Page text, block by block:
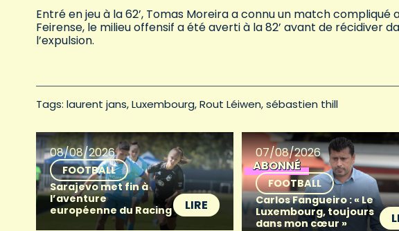
Entré en jeu à la 62’, Tomas Moreira a connu un match
Feirense, le milieu offensif a été averti à la 82’ avant de récidiver
l’expulsion.
Tags: laurent jans Luxembourg Rout Léiwen sébastien thill
08/08/2026
FOOTBALL
Sarajevo met fin à
l’aventure
européenne du Racing
LIRE
07/08/2026
ABONNÉ
FOOTBALL
Carlos Fangueiro : « Le
Luxembourg, toujours
dans mon cœur »